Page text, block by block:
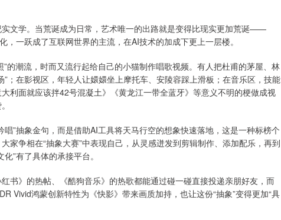
文学。当荒诞成为日常，艺术唯一的出路就是变得比现实更加荒诞——
，一跃成了互联网世界的主流，在AI技术的加成下更上一层楼。
的潮流，时而又流行起给自己的小猫制作唱歌视频。有人把杜甫的茅屋、林
；在影视区，年轻人让嬛嬛坐上摩托车、安陵容踩上滑板；在音乐区，技能
利面就应该拌42号混凝土》《黄龙江一带全蓝牙》等意义不明的梗做成视
”抽象金句，而是借助AI工具将天马行空的想象快速落地，这是一种标榜个
家争相在“抽象大赛”中表现自己，从灵感迸发到剪辑制作、添加配乐，再到
”有了具体的承接平台。
书》的热帖、《酷狗音乐》的热歌都能通过碰一碰直接投递亲朋好友，而
Vivid鸿蒙创新特性为《快影》带来画质加持，也让这份“抽象”变得更加“具